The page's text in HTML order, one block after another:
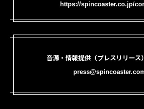
https://spincoaster.co.jp/
音源・情報提供（プレスリリース